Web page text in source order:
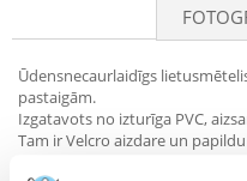
Ūdensnecaurlaidīgs
pastaigām.
Izgatavots no izturīga PVC,
Tam ir Velcro aizdare un